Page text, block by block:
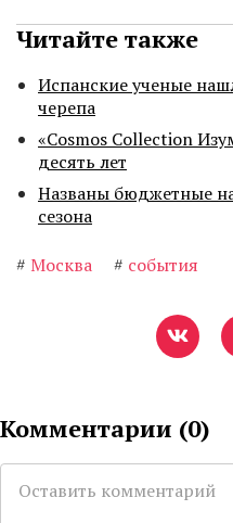
Читайте также
Испанские ученые
черепа
«Cosmos Collection
десять лет
Названы бюджетные
сезона
# Москва # события
Комментарии (0)